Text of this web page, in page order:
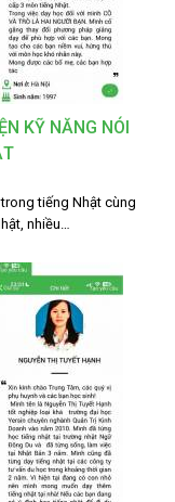
KỸ NĂNG NÓI
tiếng Nhật cùng
nhiều…